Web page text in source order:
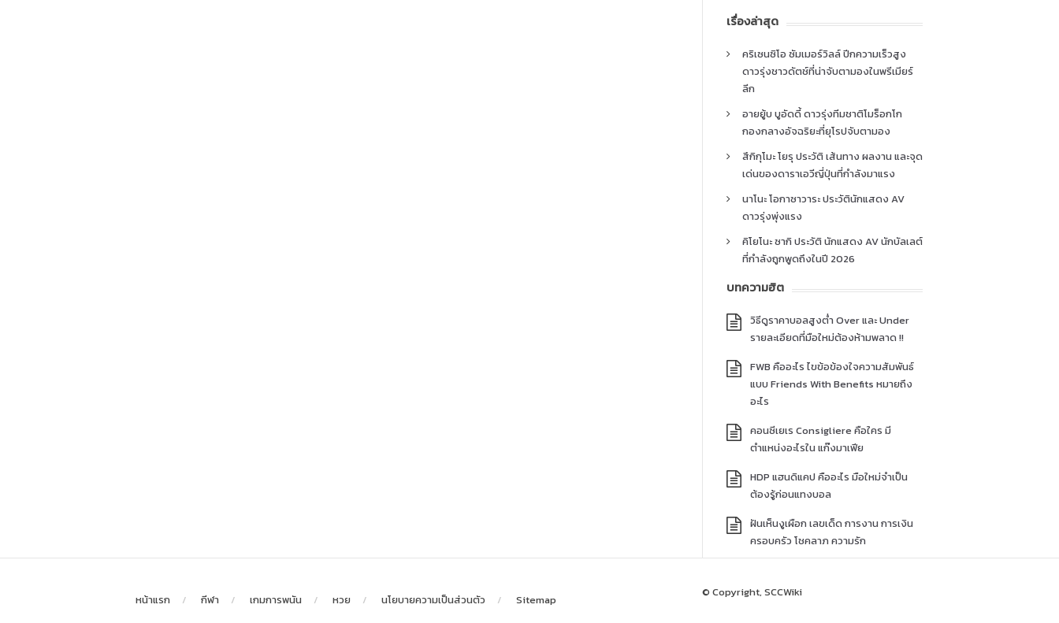
เรื่องล่าสุด
คริเซนซิโอ ซัมเมอร์วิลล์ ปีกความเร็วสูง
ดาวรุ่งชาวดัตช์ที่น่าจับตามองในพรีเมียร์
ลีก
อายยู้บ บูอัดดี้ ดาวรุ่งทีมชาติโมร็อกโก
กองกลางอัจฉริยะที่ยุโรปจับตามอง
สึกิกุโมะ โยรุ ประวัติ เส้นทาง ผลงาน และจุด
เด่นของดาราเอวีญี่ปุ่นที่กำลังมาแรง
นาโนะ โอกาซาวาระ ประวัตินักแสดง AV
ดาวรุ่งพุ่งแรง
คิโยโนะ ซากิ ประวัติ นักแสดง AV นักบัลเลต์
ที่กำลังถูกพูดถึงในปี 2026
บทความฮิต
วิธีดูราคาบอลสูงต่ำ Over และ Under
รายละเอียดที่มือใหม่ต้องห้ามพลาด !!
FWB คืออะไร ไขข้อข้องใจความสัมพันธ์
แบบ Friends With Benefits หมายถึง
อะไร
คอนซีเยเร Consigliere คือใคร มี
ตำแหน่งอะไรใน แก๊งมาเฟีย
HDP แฮนดิแคป คืออะไร มือใหม่จำเป็น
ต้องรู้ก่อนแทงบอล
ฝันเห็นงูเผือก เลขเด็ด การงาน การเงิน
ครอบครัว โชคลาภ ความรัก
หน้าแรก กีฬา เกมการพนัน หวย นโยบายความเป็นส่วนตัว Sitemap
© Copyright, SCCWiki